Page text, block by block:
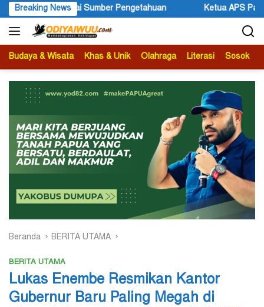
Langsung
ke
konten
Breaking News
Pengetahuan Ketua APS Papua Pegunungan Sonni
Budaya & Wisata Khas & Unik Olahraga Literasi Sosok
Beranda BERITA UTAMA
BERITA UTAMA
Lukas Enembe Resmikan Kantor
Gubernur Baru Paling Megah di